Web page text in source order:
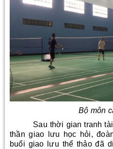
Bộ môn
Sau thời gian tranh tài
thần giao lưu học hỏi,
buổi giao lưu thể thảo đã